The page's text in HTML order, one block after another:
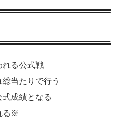
れる公式戦
当たりで行う
成績となる
る※